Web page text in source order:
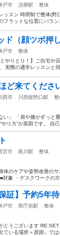
戸市 須磨駅
整体
ッスン 時間制で整体(野
フラットな位置にバラ
ド（顔ツボ押
戸市
整体
とやりとり！】ご自宅
実際の通学レッスンと
ど来てくださ
川西市 川西能勢口駅
整
い」 「肩や腰がずっ
やり方”が原因です。 自
宮市 夙川駅
整体
体のケアや姿勢改善の
対象 ・デスクワークの
証】予約5年
戸市 県庁前駅
整体
とうございます
ている場所＝原因」で